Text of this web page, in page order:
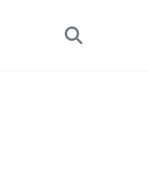
Toggle